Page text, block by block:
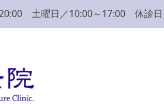
土曜日／10:00～17:00 休診日